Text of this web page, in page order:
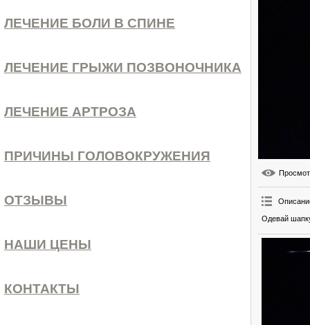
ЛЕЧЕНИЕ БОЛИ В СПИНЕ
ЛЕЧЕНИЕ ГРЫЖИ ПОЗВОНОЧНИКА
ЛЕЧЕНИЕ АРТРОЗА
ПРИЧИНЫ ГОЛОВОКРУЖЕНИЯ
ОТЗЫВЫ
НАШИ ЦЕНЫ
КОНТАКТЫ
Одевай